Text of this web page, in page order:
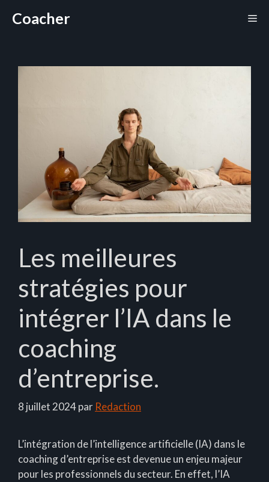
Coacher
Les meilleures
stratégies pour
intégrer l’IA dans le
coaching
d’entreprise.
8 juillet 2024par Redaction
L’intégration de l’intelligence artificielle (IA) dans le
coaching d’entreprise est devenue un enjeu majeur
pour les professionnels du secteur. En effet, l’IA